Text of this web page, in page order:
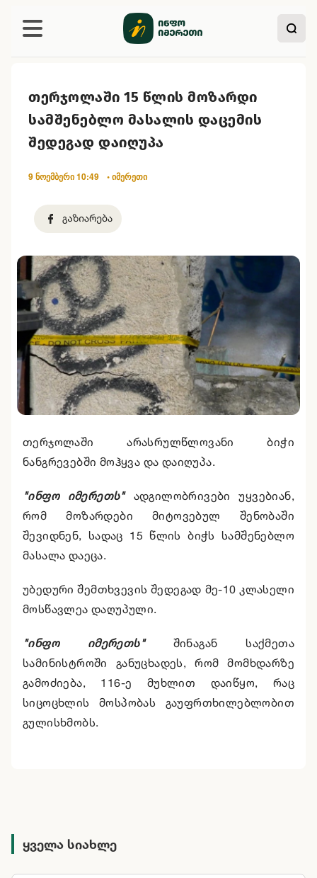
თერჯოლაში 15 წლის მოზარდი
სამშენებლო მასალის დაცემის
შედეგად დაიღუპა
9 ნოემბერი 10:49 • იმერეთი
თერჯოლაში არასრულწლოვანი ბიჭი
ნანგრევებში მოჰყვა და დაიღუპა.
"ინფო იმერეთს" ადგილობრივები უყვებიან,
რომ მოზარდები მიტოვებულ შენობაში
შევიდნენ, სადაც 15 წლის ბიჭს სამშენებლო
მასალა დაეცა.
უბედური შემთხვევის შედეგად მე-10 კლასელი
მოსწავლეა დაღუპული.
"ინფო იმერეთს"შინაგან საქმეთა
სამინისტროში განუცხადეს, რომ მომხდარზე
გამოძიება, 116-ე მუხლით დაიწყო, რაც
სიცოცხლის მოსპობას გაუფრთხილებლობით
გულისხმობს.
ყველა სიახლე